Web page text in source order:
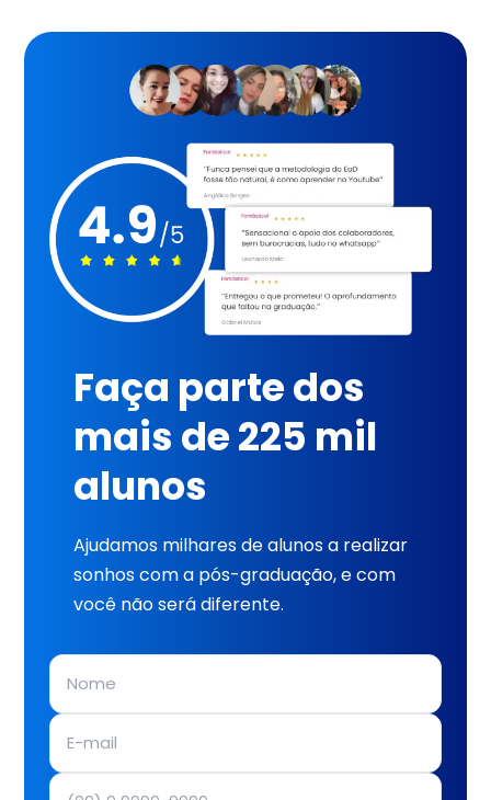
Faça parte dos
mais de 225 mil
alunos
Ajudamos milhares de alunos a realizar
sonhos com a pós-graduação, e com
você não será diferente.